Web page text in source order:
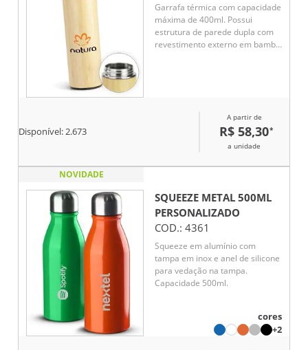
Garrafa térmica com capacidade
máxima de 400ml. Possui
estrutura de parede dupla com
revestimento externo em bambu
Disponível:2.673
A partir de
R$ 58,30*
a unidade
NOVIDADE
SQUEEZE METAL 500ML
PERSONALIZADO
COD.: 4361
Squeeze em alumínio com
tampa em inox e anel de silicone
para vedação na tampa.
Capacidade 500ml.
cores
+2